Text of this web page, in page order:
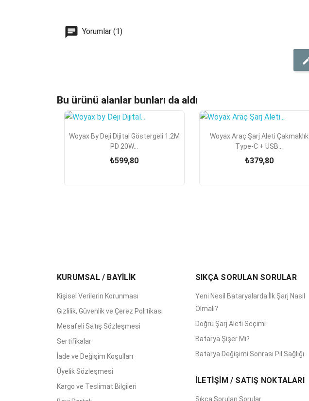
Yorumlar (1)
Bu ürünü alanlar bunları da aldı
Hızlı Görünüm
Woyax By Deji Dijital Göstergeli 1.2M
PD 20W...
₺599,80
Hızlı Görünüm
Woyax Araç Şarj Aleti Çakmaklık
Type-C + USB...
₺379,80
KURUMSAL / BAYİLİK
Kişisel Verilerin Korunması
Gizlilik, Güvenlik ve Çerez Politikası
Mesafeli Satış Sözleşmesi
Sertifikalar
İade ve Değişim Koşulları
Üyelik Sözleşmesi
Kargo ve Teslimat Bilgileri
SIKÇA SORULAN SORULAR
Yeni Nesil Bataryalarda İlk Şarj Nasıl
Olmalı?
Doğru Şarj Aleti Seçimi
Batarya Şişer Mi?
Batarya Değişimi Sonrası Pil Sağlığı
İLETİŞİM / SATIŞ NOKTALARI
Sıkça Sorulan Sorular